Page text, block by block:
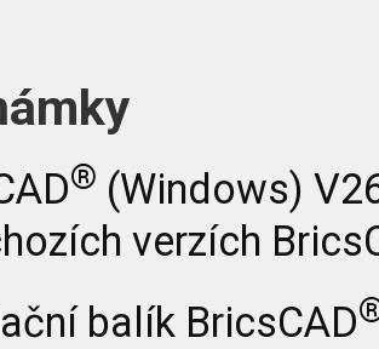
® (Windows)
verzích
balík BricsCAD